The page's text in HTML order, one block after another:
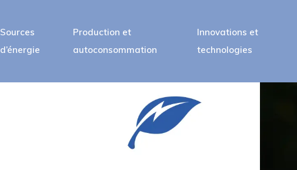
Sources
d’énergie
Production et
autoconsommation
Innovations et
technologies